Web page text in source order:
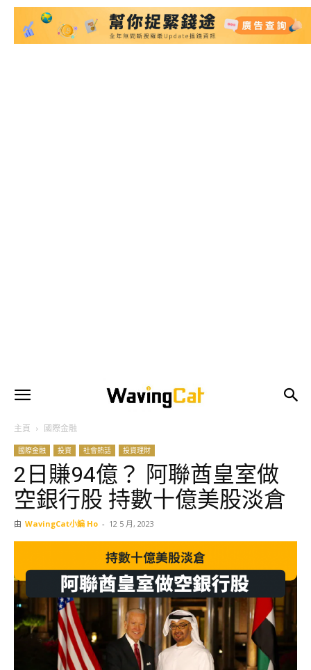
主頁 國際金融
國際金融 投資 社會熱話 投資理財
2日賺94億？ 阿聯酋皇室做
空銀行股 持數十億美股淡倉
由 WavingCat小編 Ho - 12 5 月, 2023